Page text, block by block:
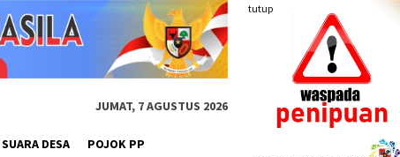
tutup
JUMAT, 7 AGUSTUS 2026
SUARA DESA POJOK PP